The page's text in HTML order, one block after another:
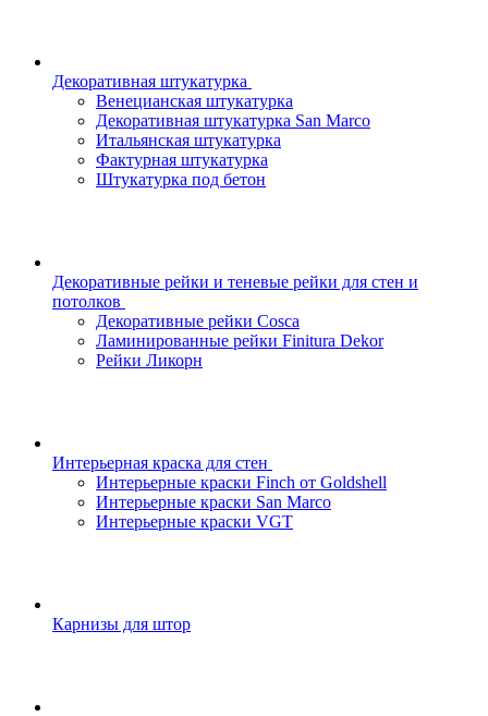
Декоративная штукатурка
Венецианская штукатурка
Декоративная штукатурка San Marco
Итальянская штукатурка
Фактурная штукатурка
Штукатурка под бетон
Декоративные рейки и теневые рейки для стен и
потолков
Декоративные рейки Cosca
Ламинированные рейки Finitura Dekor
Рейки Ликорн
Интерьерная краска для стен
Интерьерные краски Finch от Goldshell
Интерьерные краски San Marco
Интерьерные краски VGT
Карнизы для штор